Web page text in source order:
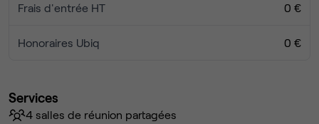
Frais d'entrée HT 0 €
Honoraires Ubiq 0 €
Services
4 salles de réunion partagées